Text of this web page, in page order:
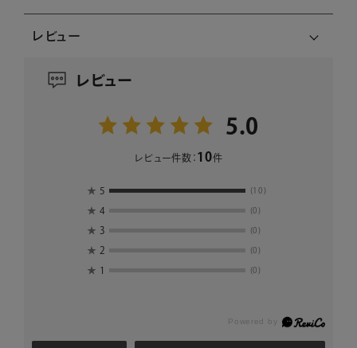
レビュー
レビュー
5.0
レビュー件数： 10件
★ 5 (10)
★ 4 (0)
★ 3 (0)
★ 2 (0)
★ 1 (0)